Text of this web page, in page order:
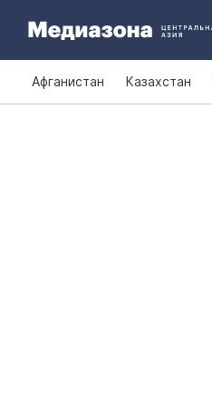
Афганистан Казахстан